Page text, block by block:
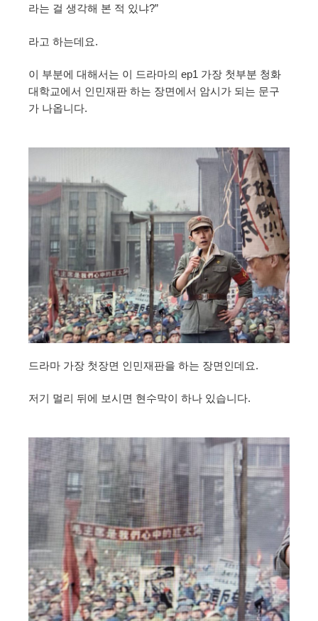
라는 걸 생각해 본 적 있냐?”
라고 하는데요.
이 부분에 대해서는 이 드라마의 ep1 가장 첫부분 청화
대학교에서 인민재판 하는 장면에서 암시가 되는 문구
가 나옵니다.
드라마 가장 첫장면 인민재판을 하는 장면인데요.
저기 멀리 뒤에 보시면 현수막이 하나 있습니다.